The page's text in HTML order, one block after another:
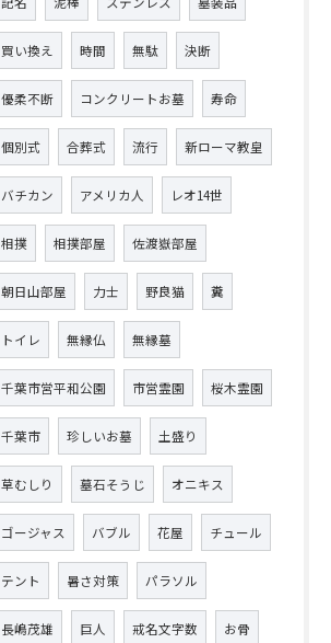
買い換え 時間 無駄 決断
優柔不断 コンクリートお墓 寿命
個別式 合葬式 流行 新ローマ教皇
バチカン アメリカ人 レオ14世
相撲 相撲部屋 佐渡嶽部屋
朝日山部屋 力士 野良猫 糞
トイレ 無縁仏 無縁墓
千葉市営平和公園 市営霊園 桜木霊園
千葉市 珍しいお墓 土盛り
草むしり 墓石そうじ オニキス
ゴージャス バブル 花屋 チュール
テント 暑さ対策 パラソル
長嶋茂雄 巨人 戒名文字数 お骨